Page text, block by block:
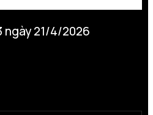
ngày 21/4/2026